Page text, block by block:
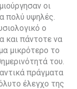
οι
πολύ υψηλές.
ο
και πάντοτε να
μικρότερο το
του.
πράγματα
έλεγχο της